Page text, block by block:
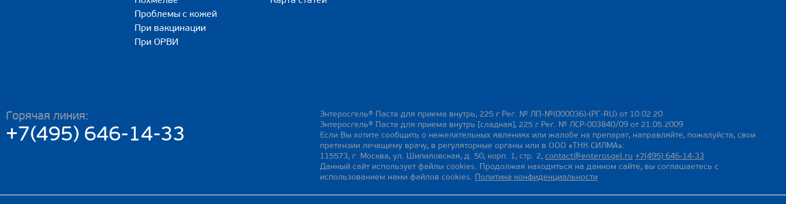
Проблемы с кожей
При вакцинации
При ОРВИ
Горячая линия:
+7(495) 646-14-33
Энтеросгель® Паста для приема внутрь, 225 г Рег. № ЛП-№(000036)-(РГ-RU) от 10.02.20
Энтеросгель® Паста для приема внутрь [сладкая], 225 г Рег. № ЛСР-003840/09 от 21.05.2009
Если Вы хотите сообщить о нежелательных явлениях или жалобе на препарат, направляйте, пожалуйста, свои
претензии лечащему врачу, в регуляторные органы или в ООО «ТНК СИЛМА»:
115573, г. Москва, ул. Шипиловская, д. 50, корп. 1, стр. 2, contact@enterosgel.ru +7(495) 646-14-33
Данный сайт использует файлы cookies. Продолжая находиться на данном сайте, вы соглашаетесь с
использованием нами файлов cookies. Политика конфиденциальности